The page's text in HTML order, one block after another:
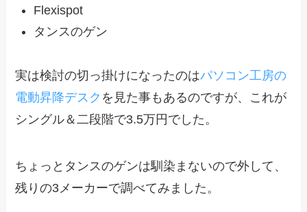
Flexispot
タンスのゲン
実は検討の切っ掛けになったのはパソコン工房の
電動昇降デスク を見た事もあるのですが、これが
シングル＆二段階で3.5万円でした。
ちょっとタンスのゲンは馴染まないので外して、
残りの3メーカーで調べてみました。